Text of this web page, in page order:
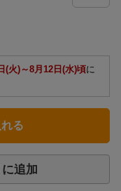
(火)～8月12日(水)頃に
る
追加